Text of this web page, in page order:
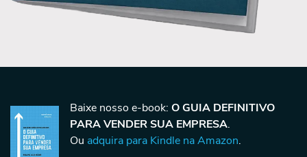
Baixe nosso e-book: O GUIA DEFINITIVO
PARA VENDER SUA EMPRESA.
Ou adquira para Kindle na Amazon.